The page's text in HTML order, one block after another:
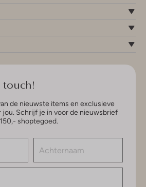
touch!
de nieuwste items en exclusieve
jou. Schrijf je in voor de nieuwsbrief
shoptegoed.